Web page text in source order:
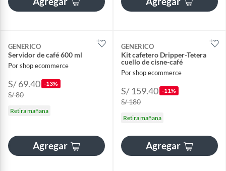
GENERICO
Servidor de café 600 ml
Por shop ecommerce
S/ 69.40 -13%
S/ 80
Retira mañana
Agregar
GENERICO
Kit cafetero Dripper-Tetera
cuello de cisne-café
Por shop ecommerce
S/ 159.40 -11%
S/ 180
Retira mañana
Agregar